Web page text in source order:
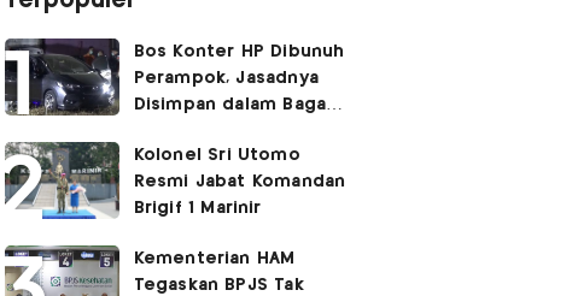
Bos Konter HP Dibunuh
Perampok, Jasadnya
Disimpan dalam Bagasi
Kolonel Sri Utomo
Resmi Jabat Komandan
Brigif 1 Marinir
Kementerian HAM
Tegaskan BPJS Tak